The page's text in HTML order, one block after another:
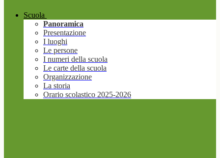
Scuola
Panoramica
Presentazione
I luoghi
Le persone
I numeri della scuola
Le carte della scuola
Organizzazione
La storia
Orario scolastico 2025-2026